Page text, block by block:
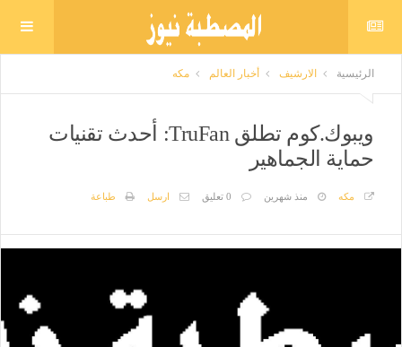
الرئيسية الارشيف أخبار العالم مكه
ويبوك.كوم تطلق TruFan: أحدث تقنيات
حماية الجماهير
مكه منذ شهرين 0 تعليق ارسل طباعة